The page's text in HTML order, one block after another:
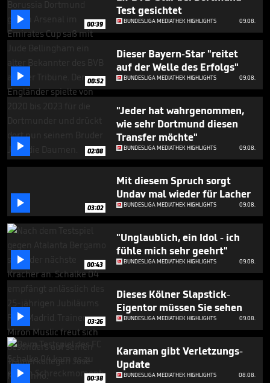
 00:39
Test gesichtet
BUNDESLIGA MEDIATHEK HIGHLIGHTS 09.08.
 00:52
Dieser Bayern-Star "reitet
auf der Welle des Erfolgs"
BUNDESLIGA MEDIATHEK HIGHLIGHTS 09.08.
 02:08
"Jeder hat wahrgenommen,
wie sehr Dortmund diesen
Transfer möchte"
BUNDESLIGA MEDIATHEK HIGHLIGHTS 09.08.
 03:02
Mit diesem Spruch sorgt
Undav mal wieder für Lacher
BUNDESLIGA MEDIATHEK HIGHLIGHTS 09.08.
 00:43
"Unglaublich, ein Idol - ich
fühle mich sehr geehrt"
BUNDESLIGA MEDIATHEK HIGHLIGHTS 09.08.
 03:26
Dieses Kölner Slapstick-
Eigentor müssen Sie sehen
BUNDESLIGA MEDIATHEK HIGHLIGHTS 09.08.
 00:38
Karaman gibt Verletzungs-
Update
BUNDESLIGA MEDIATHEK HIGHLIGHTS 08.08.